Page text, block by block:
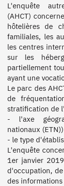
L'enquête
(AHCT)
hôtelières de
familiales, les
les centres
sur les
partiellement
ayant une
Le parc des
de
stratification de
- l'axe
nationaux
- le type
L'enquête
1er janvier
d'occupation,
des